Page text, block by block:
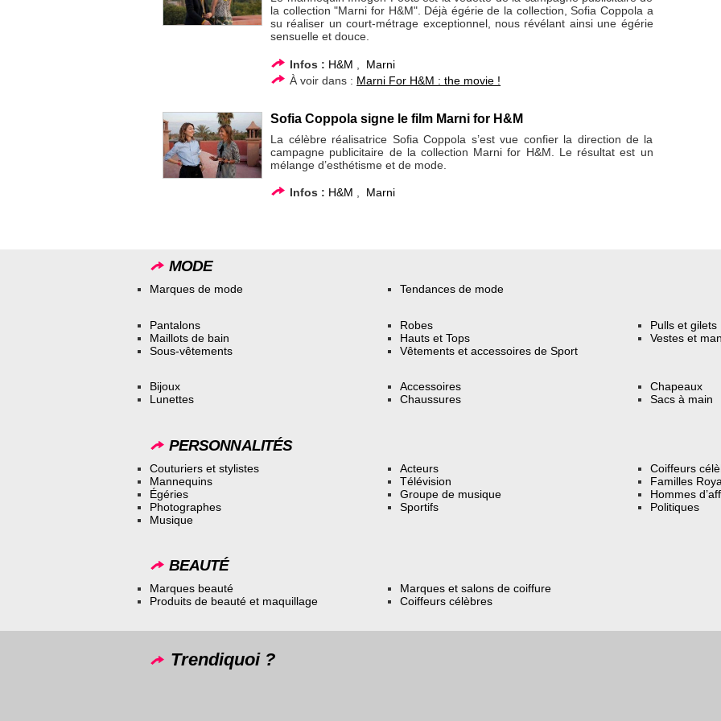
la collection "Marni for H&M". Déjà égérie de la collection, Sofia Coppola a
su réaliser un court-métrage exceptionnel, nous révélant ainsi une égérie
sensuelle et douce.
Infos : H&M
Marni
À voir dans : Marni For H&M : the movie !
Sofia Coppola signe le film Marni for H&M
La célèbre réalisatrice Sofia Coppola s’est vue confier la direction de la
campagne publicitaire de la collection Marni for H&M. Le résultat est un
mélange d’esthétisme et de mode.
Infos : H&M Marni
MODE
Marques de mode Tendances de mode
Pantalons
Maillots de bain
Sous-vêtements
Robes
Hauts et Tops
Vêtements et accessoires de Sport
Pulls et gilets
Vestes et
Bijoux
Lunettes
Accessoires
Chaussures
Chapeaux
Sacs à main
PERSONNALITÉS
Couturiers et stylistes
Mannequins
Égéries
Photographes
Musique
Acteurs
Télévision
Groupe de musique
Sportifs
Coiffeurs
Familles
Hommes
Politiques
BEAUTÉ
Marques beauté
Produits de beauté et maquillage
Marques et salons de coiffure
Coiffeurs célèbres
Trendiquoi ?